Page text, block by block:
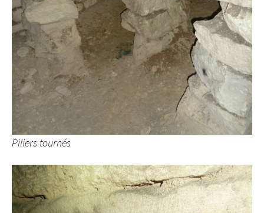
Piliers tournés